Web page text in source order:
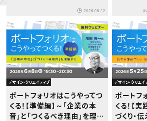
クリエイターインタビュー
ニュース・トレンド トップ
Web
映像
ゲーム・エンタメ
広告
出版
CREATIVE VILLAGEからのお知らせ
プロフェッショナル×つながる×メ
2026.06.22
デザイン・クリエイティブ
ポートフォリオはこうやってつ
くる！【準備編】～「企業の本
音」と「つくるべき理由」を理解
デザイン・クリエイ
ポートフ
くる！【
づくり・